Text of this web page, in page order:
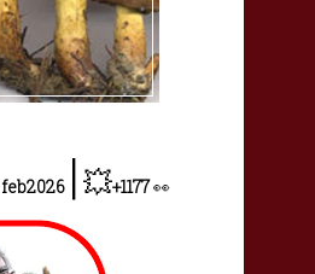
feb2026 |💥+1177👀